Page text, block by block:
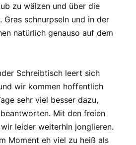
zu wälzen und über die
Gras schnurpseln und in der
natürlich genauso auf dem
Schreibtisch leert sich
wir kommen hoffentlich
sehr viel besser dazu,
Mit den freien
leider weiterhin jonglieren.
Moment eh viel zu heiß als